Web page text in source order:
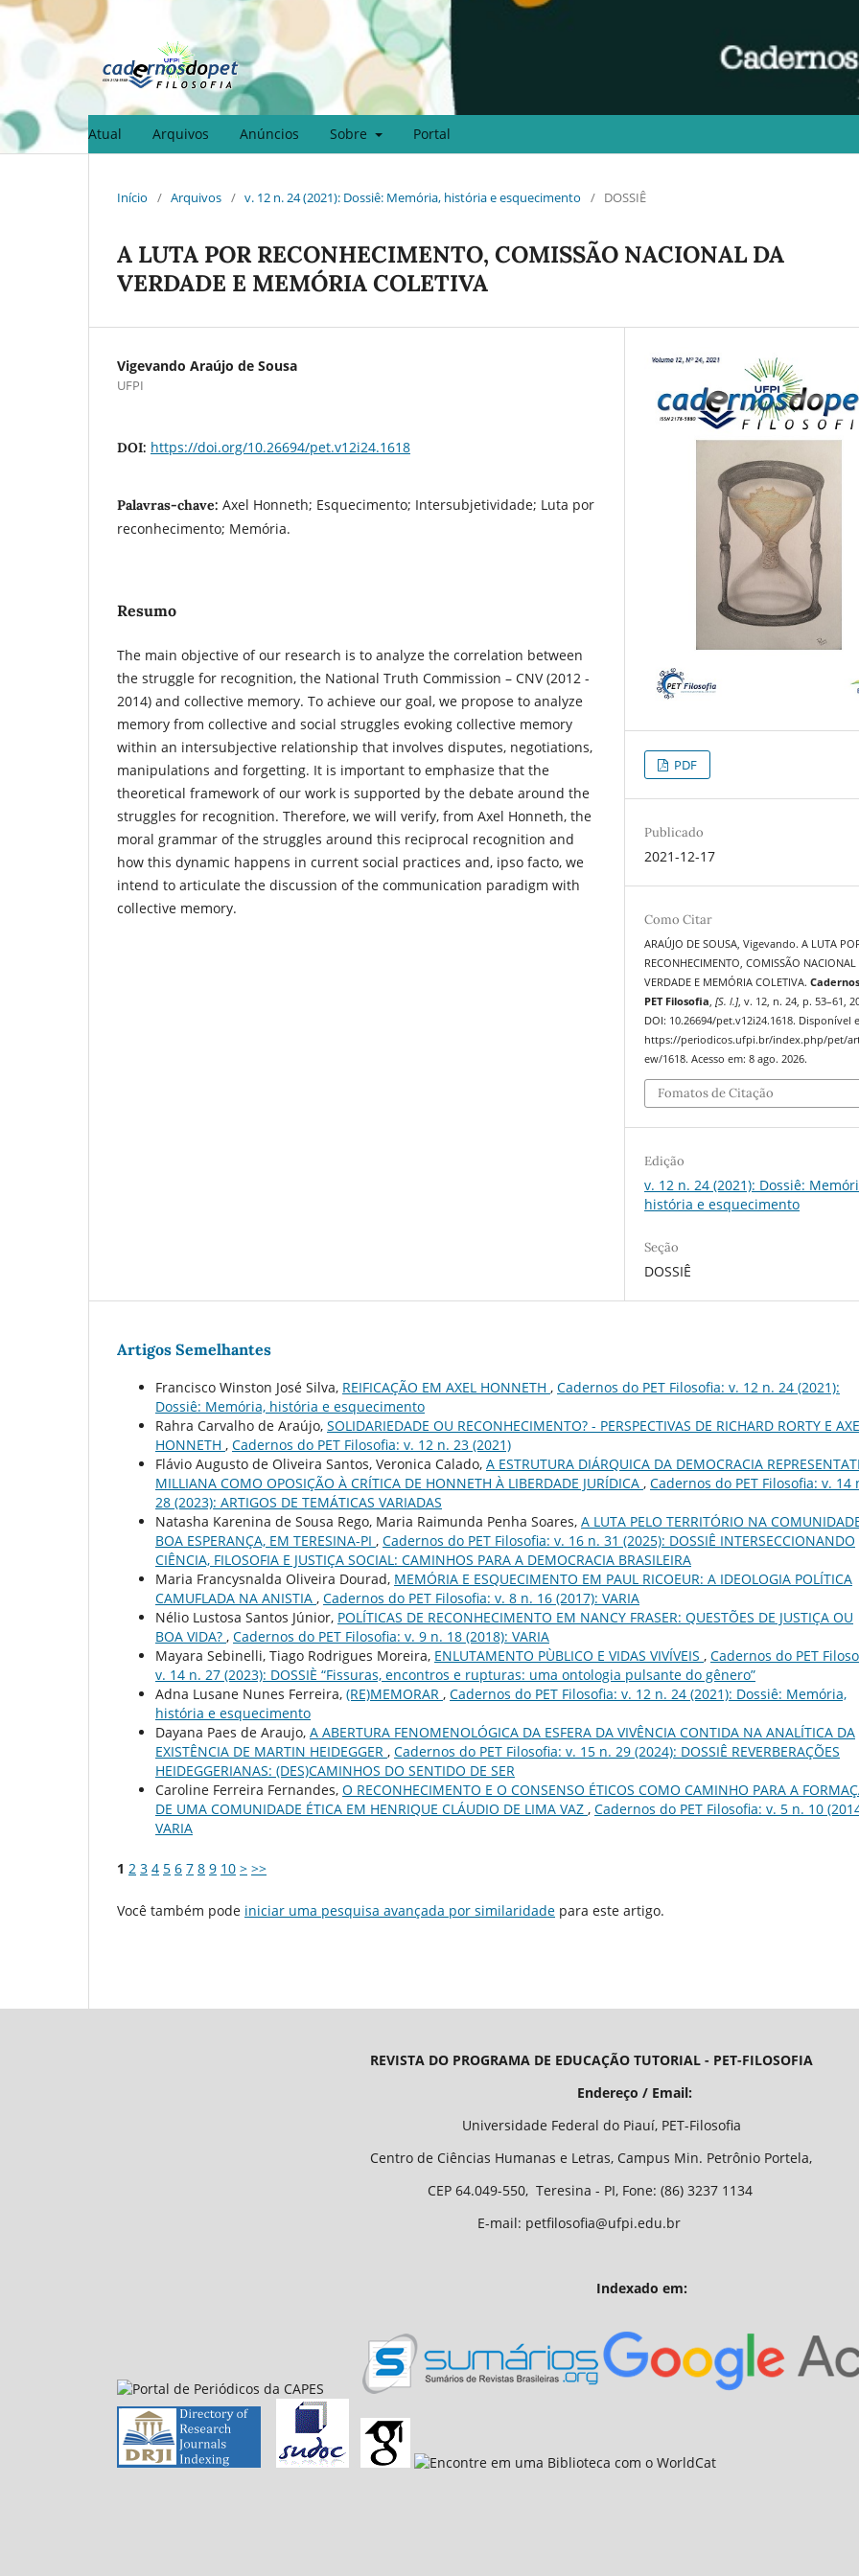
Atual Arquivos Anúncios Sobre Portal
Início / Arquivos / v. 12 n. 24 (2021): Dossiê: Memória, história e esquecimento / DOSSIÊ
A LUTA POR RECONHECIMENTO, COMISSÃO NACIONAL DA
VERDADE E MEMÓRIA COLETIVA
Vigevando Araújo de Sousa
UFPI
DOI: https://doi.org/10.26694/pet.v12i24.1618
Palavras-chave: Axel Honneth; Esquecimento; Intersubjetividade; Luta por
reconhecimento; Memória.
Resumo
The main objective of our research is to analyze the correlation between
the struggle for recognition, the National Truth Commission – CNV (2012 -
2014) and collective memory. To achieve our goal, we propose to analyze
memory from collective and social struggles evoking collective memory
within an intersubjective relationship that involves disputes, negotiations,
manipulations and forgetting. It is important to emphasize that the
theoretical framework of our work is supported by the debate around the
struggles for recognition. Therefore, we will verify, from Axel Honneth, the
moral grammar of the struggles around this reciprocal recognition and
how this dynamic happens in current social practices and, ipso facto, we
intend to articulate the discussion of the communication paradigm with
collective memory.
PDF
Publicado
2021-12-17
Como Citar
ARAÚJO DE SOUSA, Vigevando. A LUTA
RECONHECIMENTO, COMISSÃO NACIONAL
VERDADE E MEMÓRIA COLETIVA.
PET Filosofia,[S. l.], v. 12, n. 24, p. 53–61,
DOI: 10.26694/pet.v12i24.1618. Disponível
https://periodicos.ufpi.br/index.php/pet/
ew/1618. Acesso em: 8 ago. 2026.
Fomatos de Citação
Edição
v. 12 n. 24 (2021): Dossiê:
história e esquecimento
Seção
DOSSIÊ
Artigos Semelhantes
Francisco Winston José Silva, REIFICAÇÃO EM AXEL HONNETH , Cadernos do PET Filosofia: v. 12 n. 24 (2021):
Dossiê: Memória, história e esquecimento
Rahra Carvalho de Araújo, SOLIDARIEDADE OU RECONHECIMENTO? - PERSPECTIVAS DE RICHARD RORTY E
HONNETH , Cadernos do PET Filosofia: v. 12 n. 23 (2021)
Flávio Augusto de Oliveira Santos, Veronica Calado, A ESTRUTURA DIÁRQUICA DA DEMOCRACIA
MILLIANA COMO OPOSIÇÃO À CRÍTICA DE HONNETH À LIBERDADE JURÍDICA , Cadernos do PET Filosofia: v. 14
28 (2023): ARTIGOS DE TEMÁTICAS VARIADAS
Natasha Karenina de Sousa Rego, Maria Raimunda Penha Soares, A LUTA PELO TERRITÓRIO NA
BOA ESPERANÇA, EM TERESINA-PI , Cadernos do PET Filosofia: v. 16 n. 31 (2025): DOSSIÊ INTERSECCIONANDO
CIÊNCIA, FILOSOFIA E JUSTIÇA SOCIAL: CAMINHOS PARA A DEMOCRACIA BRASILEIRA
Maria Francysnalda Oliveira Dourad, MEMÓRIA E ESQUECIMENTO EM PAUL RICOEUR: A IDEOLOGIA POLÍTICA
CAMUFLADA NA ANISTIA , Cadernos do PET Filosofia: v. 8 n. 16 (2017): VARIA
Nélio Lustosa Santos Júnior, POLÍTICAS DE RECONHECIMENTO EM NANCY FRASER: QUESTÕES DE JUSTIÇA OU
BOA VIDA? , Cadernos do PET Filosofia: v. 9 n. 18 (2018): VARIA
Mayara Sebinelli, Tiago Rodrigues Moreira, ENLUTAMENTO PÙBLICO E VIDAS VIVÍVEIS , Cadernos do PET
v. 14 n. 27 (2023): DOSSIÈ “Fissuras, encontros e rupturas: uma ontologia pulsante do gênero”
Adna Lusane Nunes Ferreira, (RE)MEMORAR , Cadernos do PET Filosofia: v. 12 n. 24 (2021): Dossiê: Memória,
história e esquecimento
Dayana Paes de Araujo, A ABERTURA FENOMENOLÓGICA DA ESFERA DA VIVÊNCIA CONTIDA NA ANALÍTICA DA
EXISTÊNCIA DE MARTIN HEIDEGGER , Cadernos do PET Filosofia: v. 15 n. 29 (2024): DOSSIÊ REVERBERAÇÕES
HEIDEGGERIANAS: (DES)CAMINHOS DO SENTIDO DE SER
Caroline Ferreira Fernandes, O RECONHECIMENTO E O CONSENSO ÉTICOS COMO CAMINHO PARA A
DE UMA COMUNIDADE ÉTICA EM HENRIQUE CLÁUDIO DE LIMA VAZ , Cadernos do PET Filosofia: v. 5 n. 10
VARIA
1 2 3 4 5 6 7 8 9 10 > >>
Você também pode iniciar uma pesquisa avançada por similaridade para este artigo.
REVISTA DO PROGRAMA DE EDUCAÇÃO TUTORIAL - PET-FILOSOFIA
Endereço / Email:
Universidade Federal do Piauí, PET-Filosofia
Centro de Ciências Humanas e Letras, Campus Min. Petrônio Portela,
CEP 64.049-550, Teresina - PI, Fone: (86) 3237 1134
E-mail: petfilosofia@ufpi.edu.br
Indexado em: